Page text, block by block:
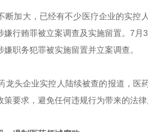
断加大，已经有不少医疗企业的实
行贿罪被立案调查及实施留置。7
职务犯罪被实施留置并立案调查。
龙头企业实控人陆续被查的报道，
要求，避免任何违规行为带来的法律